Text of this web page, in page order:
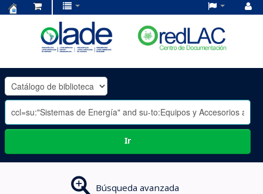
OLADE
-
Ir
Búsqueda avanzada